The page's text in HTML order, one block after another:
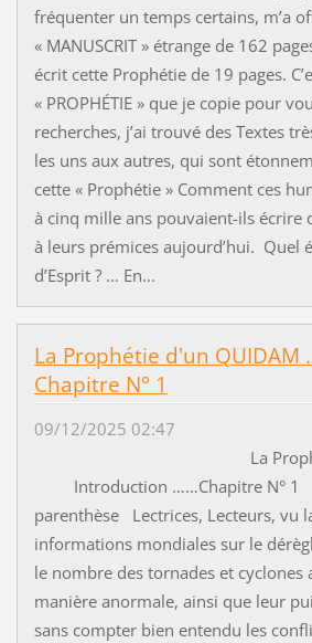
fréquenter un temps certains, m’a
« MANUSCRIT » étrange de 162
écrit cette Prophétie de 19 pages.
« PROPHÉTIE » que je copie pour
recherches, j’ai trouvé des Textes
les uns aux autres, qui sont
cette « Prophétie » Comment ces
à cinq mille ans pouvaient-ils écrire
à leurs prémices aujourd’hui. Quel
d’Esprit ? … En...
La Prophétie d'un QUIDAM
Chapitre N° 1
09/12/2025 02:47
La Prophétie du
Introduction ……Chapitre
parenthèse Lectrices, Lecteurs, vu
informations mondiales sur le
le nombre des tornades et cyclones
manière anormale, ainsi que leur
sans compter bien entendu les